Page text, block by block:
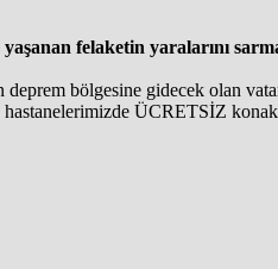
felaketin yaralarını
bölgesine gidecek olan
ÜCRETSİZ